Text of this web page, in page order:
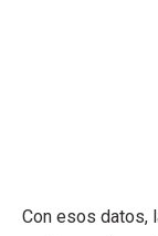
Con esos datos,